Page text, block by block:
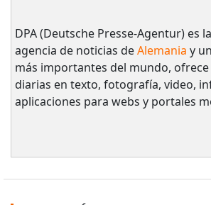
DPA (Deutsche Presse-Agentur) es
agencia de noticias deAlemania y
más importantes del mundo,
diarias en texto, fotografía, video,
aplicaciones para webs y portales